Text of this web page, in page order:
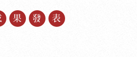
果發表